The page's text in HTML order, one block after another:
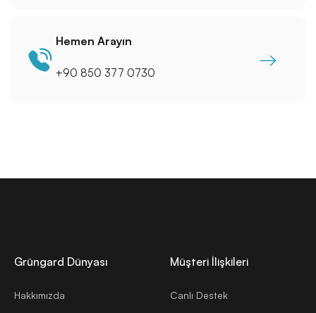
Hemen Arayın
+90 850 377 0730
Grüngard Dünyası
Hakkımızda
Müşteri İlişkileri
Canlı Destek